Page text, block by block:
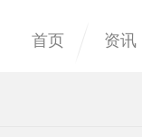
首页 资讯